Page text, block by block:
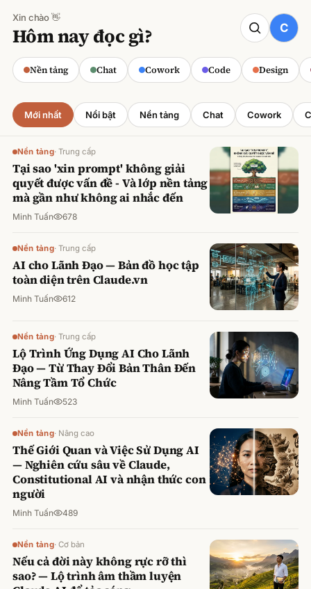
Xin chào 👋
Hôm nay đọc gì?
Nền tảng Chat Cowork Code Design
CODE
Claude cho Sales: Dự báo doanh số
chính xác
Minh Tuấn ·800 lượt xem
Mới nhất Nổi bật Nền tảng Chat Cowork
Nền tảng· Trung cấp
Tại sao 'xin prompt' không giải
quyết được vấn đề - Và lớp nền tảng
mà gần như không ai nhắc đến
Minh Tuấn 678
Nền tảng· Trung cấp
AI cho Lãnh Đạo — Bản đồ học tập
toàn diện trên Claude.vn
Minh Tuấn 612
Nền tảng· Trung cấp
Lộ Trình Ứng Dụng AI Cho Lãnh
Đạo — Từ Thay Đổi Bản Thân Đến
Nâng Tầm Tổ Chức
Minh Tuấn 523
Nền tảng· Nâng cao
Thế Giới Quan và Việc Sử Dụng AI
— Nghiên cứu sâu về Claude,
Constitutional AI và nhận thức con
người
Minh Tuấn 489
Nền tảng· Cơ bản
Nếu cả đời này không rực rỡ thì
sao? — Lộ trình âm thầm luyện